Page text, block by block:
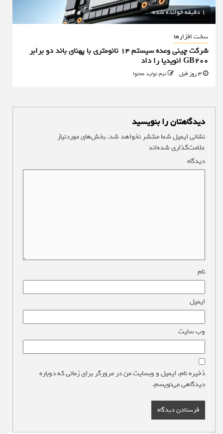
1 دقیقه خوانده شده
سخت افزارها
شرکت چینی وعده سیستم ۱۴ نانومتری با پهنای باند دو برابر
GB200 انویدیا را داد
تیم تولید محتوا
دیدگاهتان را بنویسید
نشانی ایمیل شما منتشر نخواهد شد.بخش‌های موردنیاز
علامت‌گذاری شده‌اند
دیدگاه
نام
ایمیل
وب‌ سایت
ذخیره نام، ایمیل و وبسایت من در مرورگر برای زمانی که دوباره
دیدگاهی می‌نویسم.